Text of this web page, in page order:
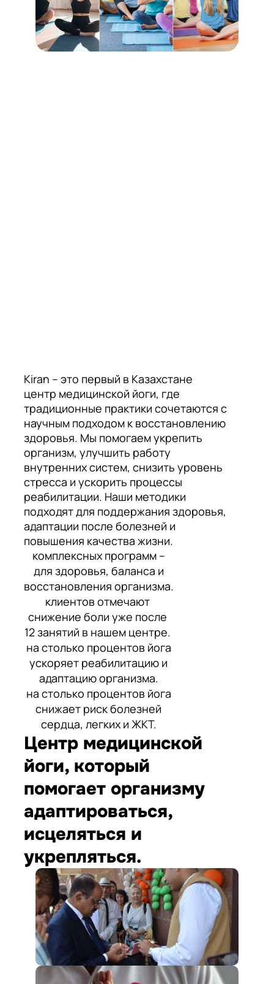
Kiran – это первый в Казахстане
центр медицинской йоги, где
традиционные практики сочетаются с
научным подходом к восстановлению
здоровья. Мы помогаем укрепить
организм, улучшить работу
внутренних систем, снизить уровень
стресса и ускорить процессы
реабилитации. Наши методики
подходят для поддержания здоровья,
адаптации после болезней и
повышения качества жизни.
комплексных программ –
для здоровья, баланса и
восстановления организма.
клиентов отмечают
снижение боли уже после
12 занятий в нашем центре.
на столько процентов йога
ускоряет реабилитацию и
адаптацию организма.
на столько процентов йога
снижает риск болезней
сердца, легких и ЖКТ.
Центр медицинской
йоги, который
помогает организму
адаптироваться,
исцеляться и
укрепляться.